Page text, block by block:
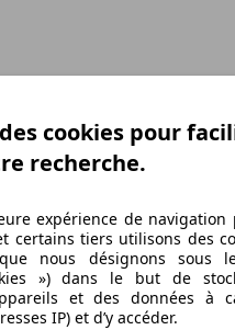
cookies pour
recherche.
expérience de navigation
certains tiers utilisons des
nous désignons sous
») dans le but de
et des données à
IP) et d’y accéder.